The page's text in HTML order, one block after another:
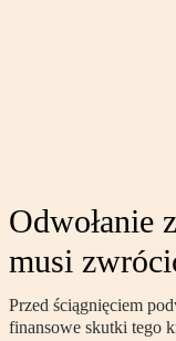
Odwołanie
musi
Przed ściągnięciem
finansowe skutki tego